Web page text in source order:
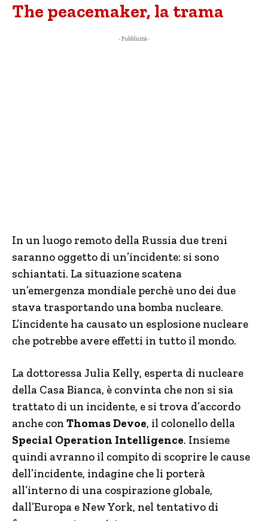
The peacemaker, la trama
- Pubblicità -
In un luogo remoto della Russia due treni
saranno oggetto di un’incidente: si sono
schiantati. La situazione scatena
un’emergenza mondiale perchè uno dei due
stava trasportando una bomba nucleare.
L’incidente ha causato un esplosione nucleare
che potrebbe avere effetti in tutto il mondo.
La dottoressa Julia Kelly, esperta di nucleare
della Casa Bianca, è convinta che non si sia
trattato di un incidente, e si trova d’accordo
anche con Thomas Devoe, il colonello della
Special Operation Intelligence. Insieme
quindi avranno il compito di scoprire le cause
dell’incidente, indagine che li porterà
all’interno di una cospirazione globale,
dall’Europa e New York, nel tentativo di